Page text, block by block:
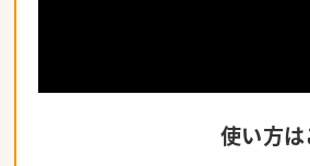
使い方は